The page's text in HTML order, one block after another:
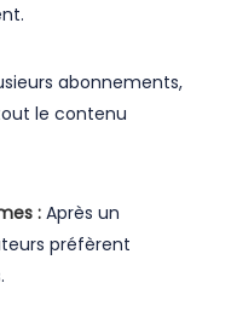
abonnements,
le contenu
: Après un
préfèrent